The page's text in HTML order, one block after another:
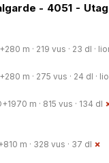
- 4051 -
m · 219 vus · 23 dl ·
m · 275 vus · 24 dl ·
m · 815 vus · 134 dl
m · 328 vus · 37 dl